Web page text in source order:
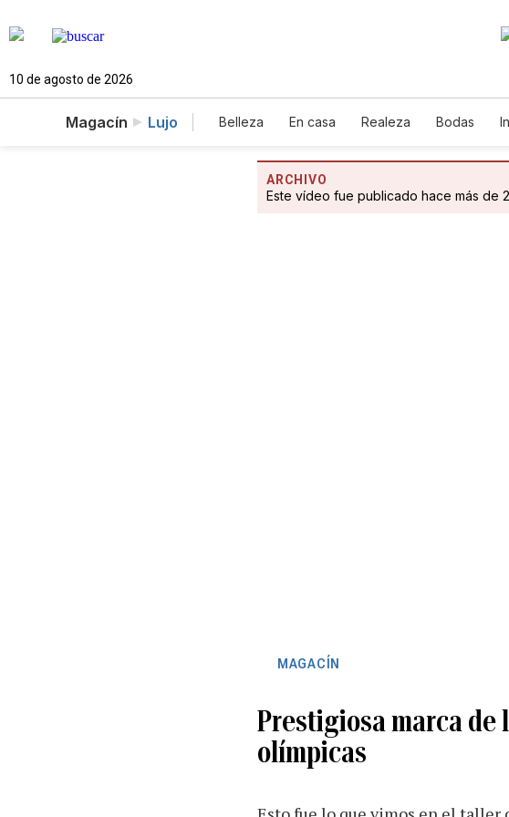
10 de agosto de 2026
Magacín Lujo Belleza En casa Realeza Bodas
ARCHIVO
Este vídeo fue publicado hace más de
MAGACÍN
Prestigiosa marca de
olímpicas